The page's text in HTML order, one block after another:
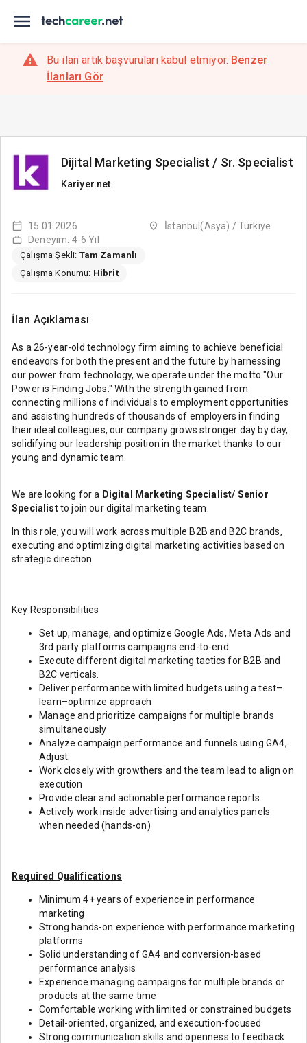
Bu ilan artık başvuruları kabul etmiyor. Benzer
İlanları Gör
Dijital Marketing Specialist / Sr. Specialist
Kariyer.net
15.01.2026
İstanbul(Asya) / Türkiye
Deneyim: 4-6 Yıl
Çalışma Şekli: Tam Zamanlı
Çalışma Konumu: Hibrit
İlan Açıklaması
As a 26-year-old technology firm aiming to achieve beneficial
endeavors for both the present and the future by harnessing
our power from technology, we operate under the motto "Our
Power is Finding Jobs." With the strength gained from
connecting millions of individuals to employment opportunities
and assisting hundreds of thousands of employers in finding
their ideal colleagues, our company grows stronger day by day,
solidifying our leadership position in the market thanks to our
young and dynamic team.
We are looking for a Digital Marketing Specialist/ Senior
Specialistto join our digital marketing team.
In this role, you will work across multiple B2B and B2C brands,
executing and optimizing digital marketing activities based on
strategic direction.
Key Responsibilities
Set up, manage, and optimize Google Ads, Meta Ads and
3rd party platforms campaigns end-to-end
Execute different digital marketing tactics for B2B and
B2C verticals.
Deliver performance with limited budgets using a test–
learn–optimize approach
Manage and prioritize campaigns for multiple brands
simultaneously
Analyze campaign performance and funnels using GA4,
Adjust.
Work closely with growthers and the team lead to align on
execution
Provide clear and actionable performance reports
Actively work inside advertising and analytics panels
when needed (hands-on)
Required Qualifications
Minimum 4+ years of experience in performance
marketing
Strong hands-on experience with performance marketing
platforms
Solid understanding of GA4 and conversion-based
performance analysis
Experience managing campaigns for multiple brands or
products at the same time
Comfortable working with limited or constrained budgets
Detail-oriented, organized, and execution-focused
Strong communication skills and openness to feedback